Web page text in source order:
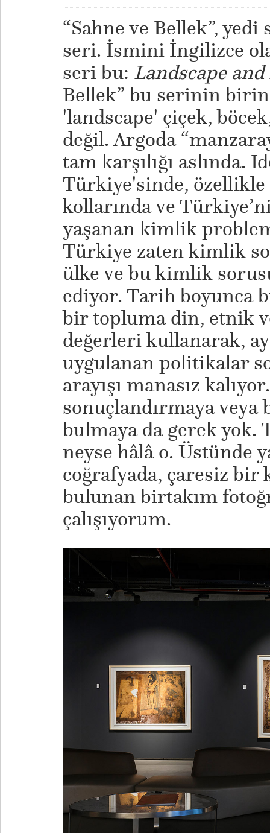
“Sahne ve Bellek”, yedi
seri. İsmini İngilizce
seri bu: Landscape
Bellek” bu serinin
'landscape' çiçek,
değil. Argoda
tam karşılığı aslında.
Türkiye'sinde, özellikle
kollarında ve
yaşanan kimlik
Türkiye zaten kimlik
ülke ve bu kimlik
ediyor. Tarih boyunca
bir topluma din, etnik
değerleri kullanarak,
uygulanan politikalar
arayışı manasız
sonuçlandırmaya veya
bulmaya da gerek yok.
neyse hâlâ o. Üstünde
coğrafyada, çaresiz bir
bulunan birtakım
çalışıyorum.